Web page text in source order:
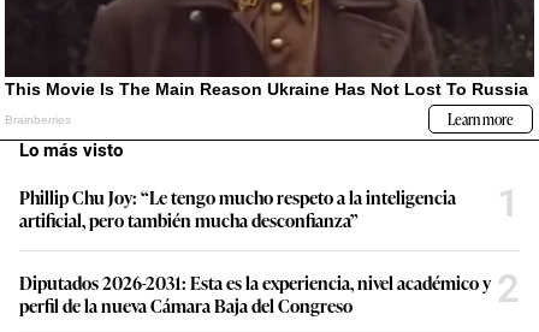
Lo más visto
Phillip Chu Joy: “Le tengo mucho respeto a la inteligencia
artificial, pero también mucha desconfianza”
1
Diputados 2026-2031: Esta es la experiencia, nivel académico y
perfil de la nueva Cámara Baja del Congreso
2